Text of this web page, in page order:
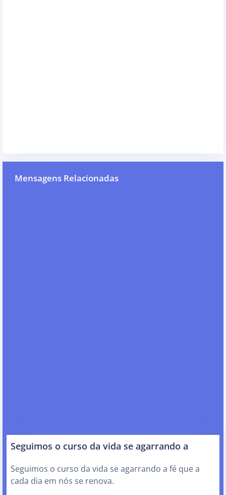
Mensagens Relacionadas
Seguimos o curso da vida se agarrando a
Seguimos o curso da vida se agarrando a fé que a
cada dia em nós se renova.